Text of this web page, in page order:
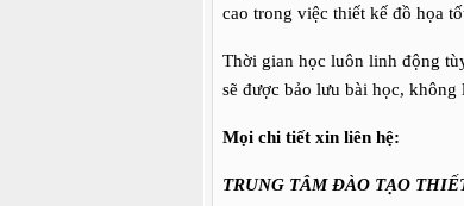
cao trong việc thiết kế đồ họa
Thời gian học luôn linh động
sẽ được bảo lưu bài học,
Mọi chi tiết xin liên hệ:
TRUNG TÂM ĐÀO TẠO